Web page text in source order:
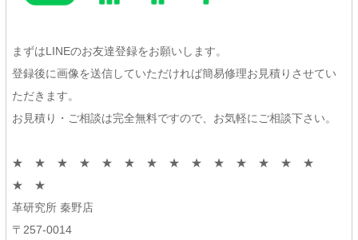
まずはLINEのお友達登録をお願いします。
登録後に画像を送信していただければ簡易修理お見積りさせてい
ただきます。
お見積り・ご相談は完全無料ですので、お気軽にご相談下さい。
★ ★ ★ ★ ★ ★ ★ ★ ★ ★ ★ ★ ★ ★
★ ★
革研究所 秦野店
〒257-0014